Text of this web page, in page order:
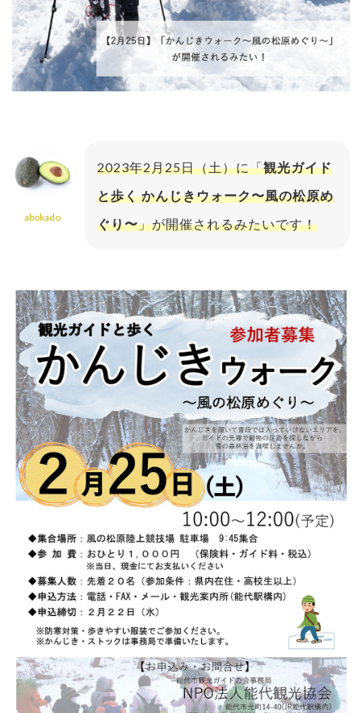
abokado
2023年2月25日（土）に「観光ガイド
と歩く かんじきウォーク〜風の松原め
ぐり〜」が開催されるみたいです！